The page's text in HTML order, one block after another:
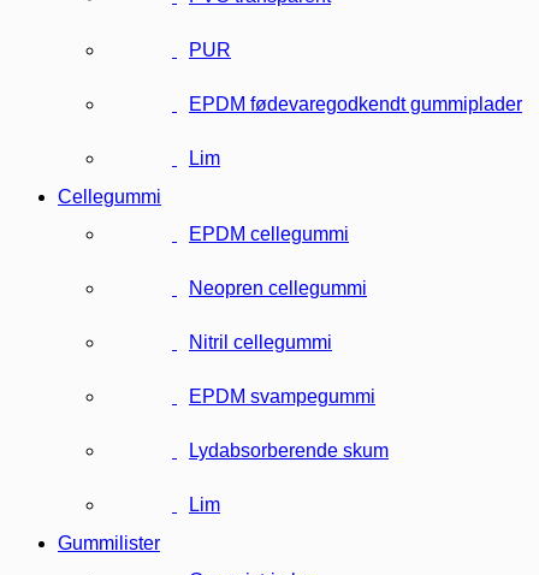
PUR
EPDM fødevaregodkendt gummiplader
Lim
Cellegummi
EPDM cellegummi
Neopren cellegummi
Nitril cellegummi
EPDM svampegummi
Lydabsorberende skum
Lim
Gummilister